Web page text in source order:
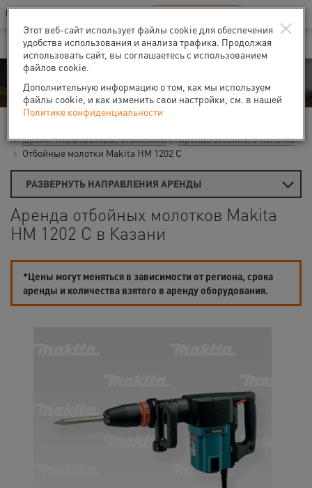
Ваш город:Казань
В Вашем регионе нет наших офисов RU EN
Аренда
Дрели, перфораторы, отбойники
Аренда отбойного молотка
Отбойные молотки Makita HM 1202 C
РАЗВЕРНУТЬ НАПРАВЛЕНИЯ АРЕНДЫ
Аренда отбойных молотков Makita
HM 1202 C в Казани
*Цены могут меняться в зависимости от региона, срока
аренды и количества взятого в аренду оборудования.
×
Этот веб-сайт использует файлы cookie для обеспечения
удобства использования и анализа трафика. Продолжая
использовать сайт, вы соглашаетесь с использованием
файлов cookie.
Дополнительную информацию о том, как мы используем
файлы cookie, и как изменить свои настройки, см. в нашей
Политике конфиденциальности